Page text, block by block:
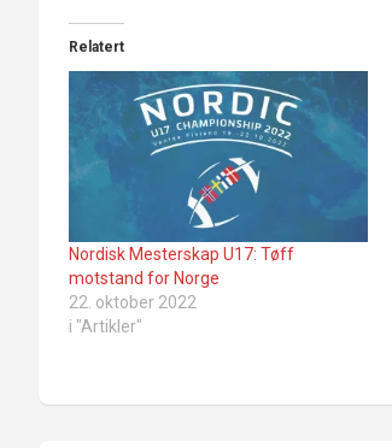
Relatert
Nordisk Mesterskap U17: Tøff
motstand for Norge
22. oktober 2022
i "Artikler"